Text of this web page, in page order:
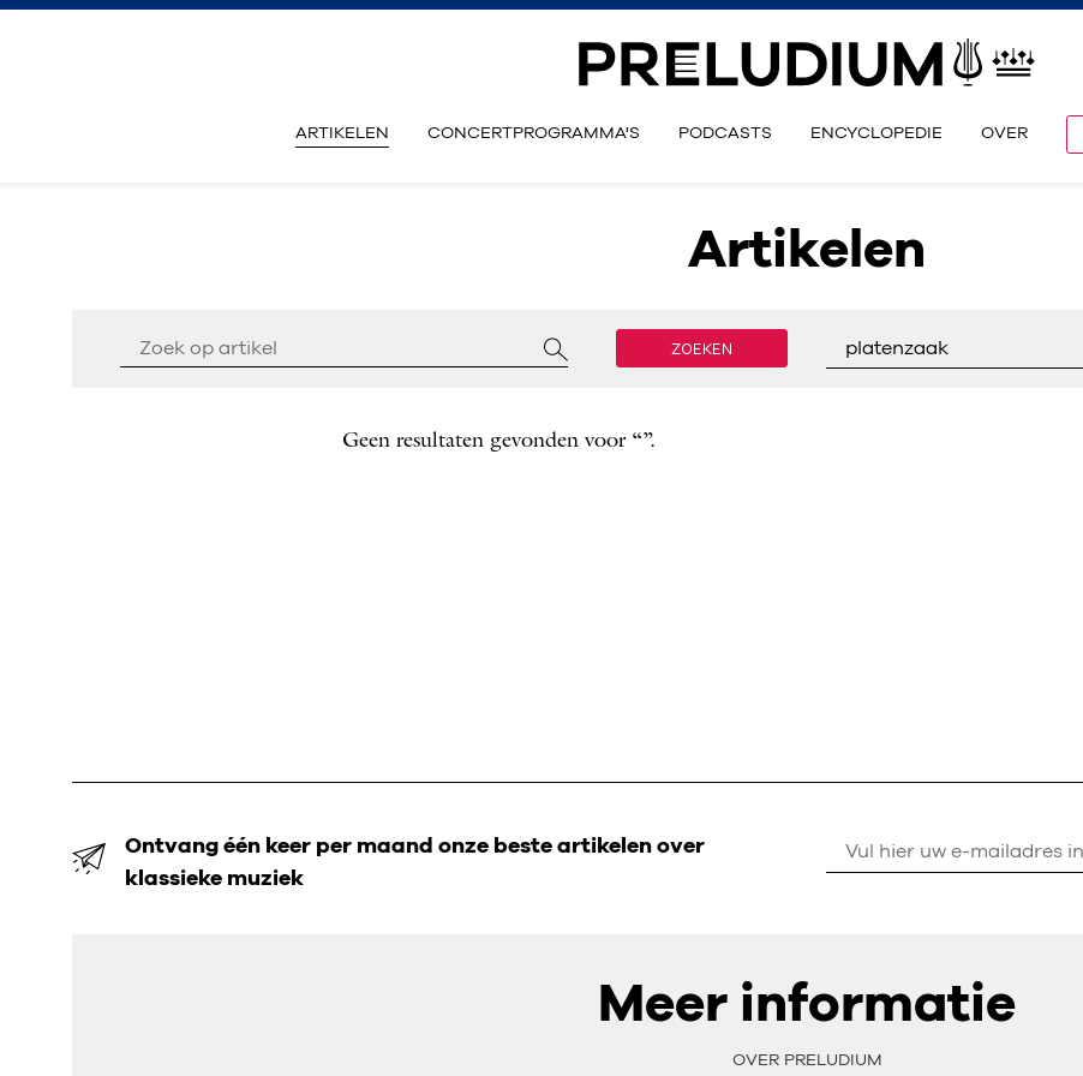
ARTIKELEN CONCERTPROGRAMMA'S PODCASTS ENCYCLOPEDIE OVER
Artikelen
ZOEKEN platenzaak
Geen resultaten gevonden voor “”.
Ontvang één keer per maand onze beste artikelen over
klassieke muziek
Meer informatie
OVER PRELUDIUM